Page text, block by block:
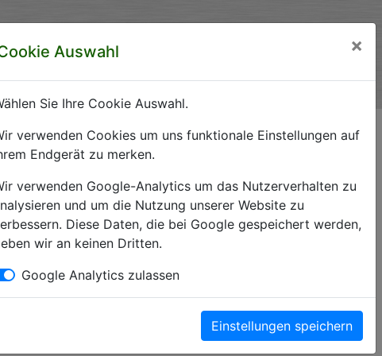
Sachsen-Anhalt
Sachsen-Anhalt e.V.
Auswahl ×
Sie Ihre Cookie Auswahl.
verwenden Cookies um uns funktionale Einstellungen auf
Endgerät zu merken.
verwenden Google-Analytics um das Nutzerverhalten zu
und um die Nutzung unserer Website zu
Diese Daten, die bei Google gespeichert werden,
wir an keinen Dritten.
Google Analytics zulassen
Einstellungen speichern